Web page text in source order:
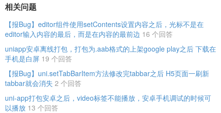
相关问题
【报Bug】editor组件使用setContents设置内容之后，光标不是在
editor输入内容的最后，而是在内容的最前边 16 个回答
uniapp安卓离线打包，打包为.aab格式的上架google play之后 下载在
手机是白屏 19 个回答
【报Bug】uni.setTabBarItem方法修改完tabbar之后 H5页面一刷新
tabbar就会消失 2 个回答
uni-app打包安卓之后，video标签不能播放，安卓手机调试的时候可
以播放 13 个回答